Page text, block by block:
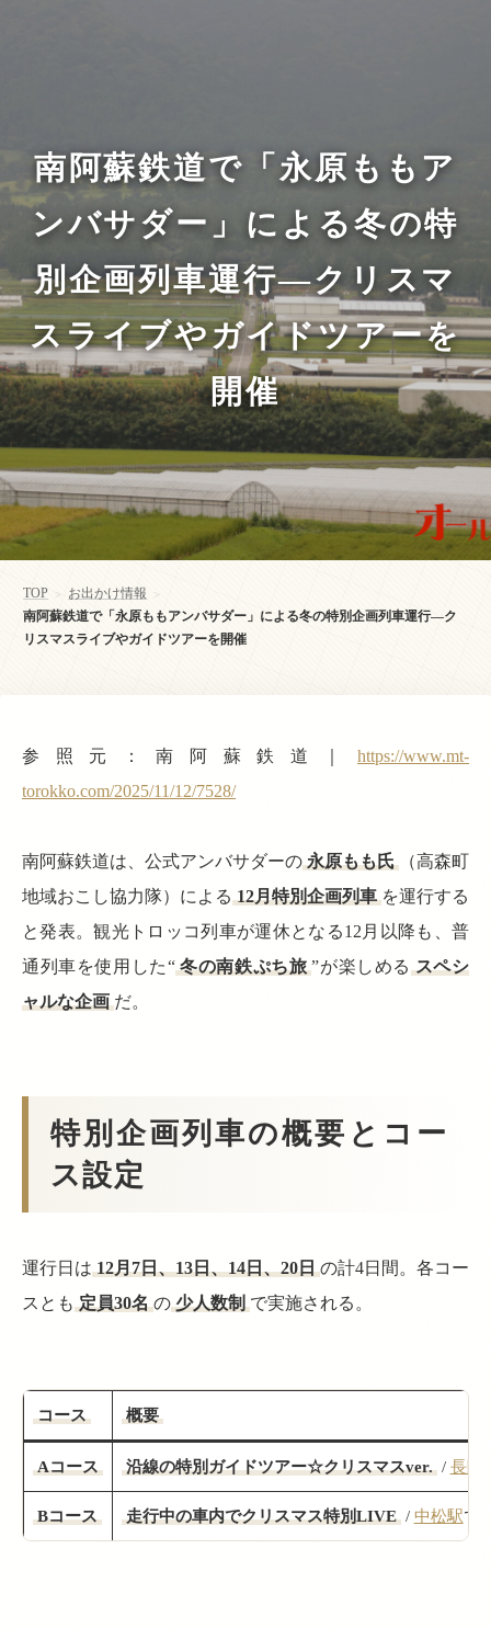
南阿蘇鉄道で「永原ももア
ンバサダー」による冬の特
別企画列車運行—クリスマ
スライブやガイドツアーを
開催
TOP > お出かけ情報 >
南阿蘇鉄道で「永原ももアンバサダー」による冬の特別企画列車運行—ク
リスマスライブやガイドツアーを開催
参照元：南阿蘇鉄道｜ https://www.mt-
torokko.com/2025/11/12/7528/
南阿蘇鉄道は、公式アンバサダーの 永原もも氏
（高森町
地域おこし協力隊）による 12月特別企画列車 を運行する
と発表。観光トロッコ列車が運休となる12月以降も、普
通列車を使用した“ 冬の南鉄ぷち旅 ”が楽しめる スペシ
ャルな企画 だ。
特別企画列車の概要とコー
ス設定
運行日は 12月7日、13日、14日、20日 の計4日間。各コー
スとも 定員30名 の 少人数制 で実施される。
コース 概要
Aコース 沿線の特別ガイドツアー☆クリスマスver. / 長陽
Bコース 走行中の車内でクリスマス特別LIVE / 中松駅で